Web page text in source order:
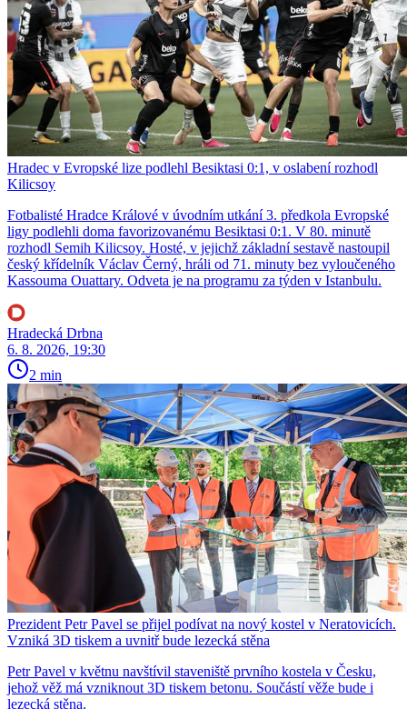
Hradec v Evropské lize podlehl Besiktasi 0:1, v oslabení rozhodl
Kilicsoy
Fotbalisté Hradce Králové v úvodním utkání 3. předkola Evropské
ligy podlehli doma favorizovanému Besiktasi 0:1. V 80. minutě
rozhodl Semih Kilicsoy. Hosté, v jejichž základní sestavě nastoupil
český křídelník Václav Černý, hráli od 71. minuty bez vyloučeného
Kassouma Ouattary. Odveta je na programu za týden v Istanbulu.
Hradecká Drbna
6. 8. 2026, 19:30
2 min
Prezident Petr Pavel se přijel podívat na nový kostel v Neratovicích.
Vzniká 3D tiskem a uvnitř bude lezecká stěna
Petr Pavel v květnu navštívil staveniště prvního kostela v Česku,
jehož věž má vzniknout 3D tiskem betonu. Součástí věže bude i
lezecká stěna.